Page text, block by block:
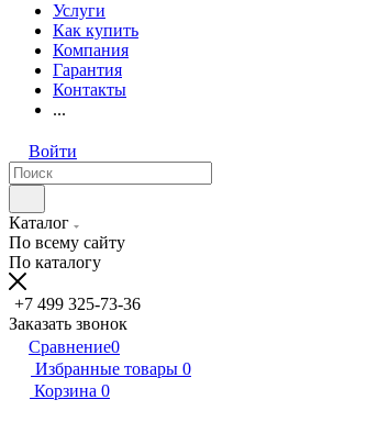
Услуги
Как купить
Компания
Гарантия
Контакты
...
Войти
Каталог
По всему сайту
По каталогу
+7 499 325-73-36
Заказать звонок
Сравнение0
Избранные товары 0
Корзина 0